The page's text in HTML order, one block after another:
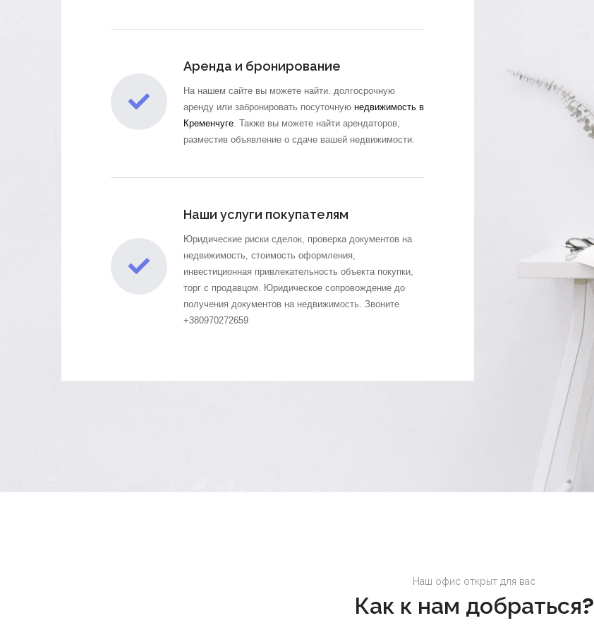
Аренда и бронирование
На нашем сайте вы можете найти. долгосрочную
аренду или забронировать посуточную недвижимость в
Кременчуге. Также вы можете найти арендаторов,
разместив объявление о сдаче вашей недвижимости.
Наши услуги покупателям
Юридические риски сделок, проверка документов на
недвижимость, стоимость оформления,
инвестиционная привлекательность объекта покупки,
торг с продавцом. Юридическое сопровождение до
получения документов на недвижимость. Звоните
+380970272659
Наш офис открыт для вас
Как к нам добраться?